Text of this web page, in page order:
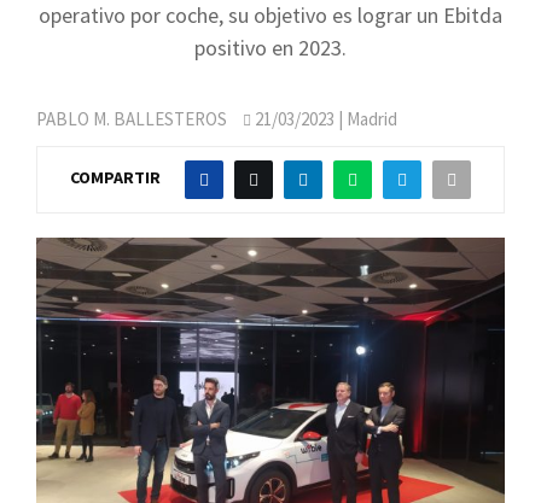
operativo por coche, su objetivo es lograr un Ebitda
positivo en 2023.
PABLO M. BALLESTEROS 21/03/2023 | Madrid
COMPARTIR